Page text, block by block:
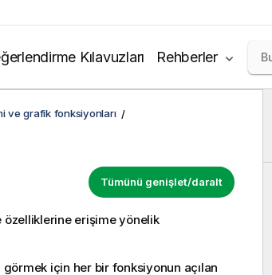
Kılavuzları Rehberler
ve grafik fonksiyonları
Tümünü genişlet/daralt
erişime yönelik
görmek için her bir fonksiyonun açılan